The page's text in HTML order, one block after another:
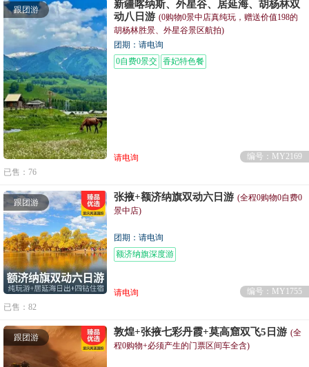
跟团游
新疆喀纳斯、外星谷、居延海、胡杨林双
动八日游 (0购物0景中店真纯玩，赠送价值198的
胡杨林胜景、外星谷景区航拍)
团期：请电询
0自费0景交 香妃特色餐
请电询
编号：MY2169
已售：76
跟团游 张掖+额济纳旗双动六日游 (全程0购物0自费0
景中店)
团期：请电询
额济纳旗深度游
请电询
编号：MY1755
已售：82
跟团游 敦煌+张掖七彩丹霞+莫高窟双飞5日游 (全
程0购物+必须产生的门票区间车全含)